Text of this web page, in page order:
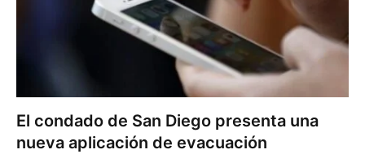
El condado de San Diego presenta una
nueva aplicación de evacuación